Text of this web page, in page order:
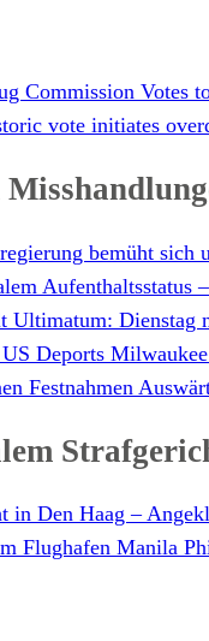
Commission Votes
vote initiates
bemüht
Aufenthaltsstatus
Dienstag
Deports
Festnahmen
Den Haag –
Flughafen Manila